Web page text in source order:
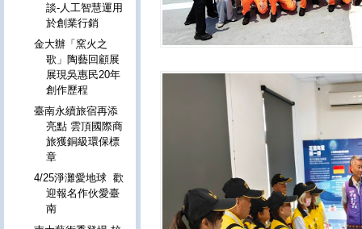
談-人工智慧運用
於創業行銷
金大辦「窯火之
歌」陶藝回顧展
展現吳惠民20年
創作歷程
臺南永續旅宿再添
亮點 雲頂國際商
旅獲銅級環保標
章
4/25淨灘愛地球 歡
迎報名作伙愛臺
南